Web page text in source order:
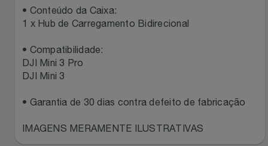
Perfume
Perfumes
Ponto Frio
Porto Brasil
Renner
Safe – Escola De Aviação
• Conteúdo da Caixa:
1 x Hub de Carregamento Bidirecional
• Compatibilidade:
DJI Mini 3 Pro
DJI Mini 3
• Garantia de 30 dias contra defeito de fabricação
IMAGENS MERAMENTE ILUSTRATIVAS